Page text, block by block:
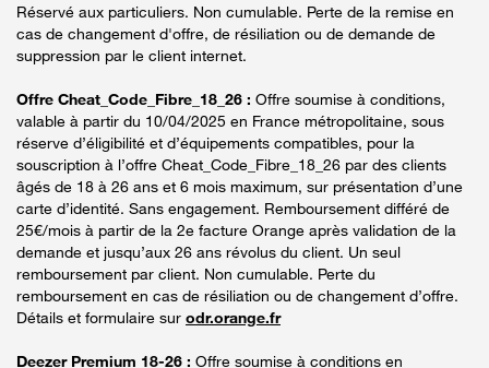
Réservé aux particuliers. Non cumulable. Perte de la remise en
cas de changement d'offre, de résiliation ou de demande de
suppression par le client internet.
Offre Cheat_Code_Fibre_18_26 : Offre soumise à conditions,
valable à partir du 10/04/2025 en France métropolitaine, sous
réserve d’éligibilité et d’équipements compatibles, pour la
souscription à l’offre Cheat_Code_Fibre_18_26 par des clients
âgés de 18 à 26 ans et 6 mois maximum, sur présentation d’une
carte d’identité. Sans engagement. Remboursement différé de
25€/mois à partir de la 2e facture Orange après validation de la
demande et jusqu’aux 26 ans révolus du client. Un seul
remboursement par client. Non cumulable. Perte du
remboursement en cas de résiliation ou de changement d’offre.
Détails et formulaire sur odr.orange.fr
Deezer Premium 18-26 : Offre soumise à conditions en